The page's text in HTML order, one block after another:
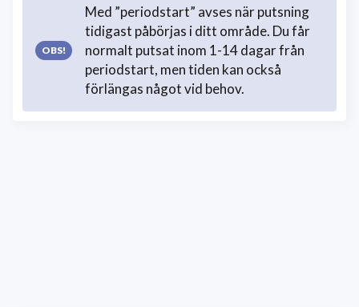
Med ”periodstart” avses när putsning
tidigast påbörjas i ditt område. Du får
normalt putsat inom 1-14 dagar från
periodstart, men tiden kan också
förlängas något vid behov.